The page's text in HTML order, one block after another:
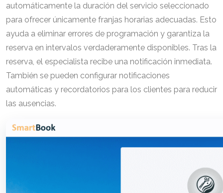
automáticamente la duración del servicio seleccionado
para ofrecer únicamente franjas horarias adecuadas. Esto
ayuda a eliminar errores de programación y garantiza la
reserva en intervalos verdaderamente disponibles. Tras la
reserva, el especialista recibe una notificación inmediata.
También se pueden configurar notificaciones
automáticas y recordatorios para los clientes para reducir
las ausencias.